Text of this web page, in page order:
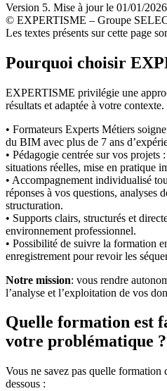
Version 5. Mise à jour le 01/01/2026
© EXPERTISME – Groupe
Les textes présents sur cette page
Pourquoi choisir
EXPERTISME privilégie une
résultats et adaptée à votre contexte.
• Formateurs Experts Métiers
du BIM avec plus de 7 ans
• Pédagogie centrée sur vos projets
situations réelles, mise en pratique
• Accompagnement individualisé
réponses à vos questions, analyses
structuration.
• Supports clairs, structurés et
environnement professionnel.
• Possibilité de suivre la formation
enregistrement pour revoir les
Notre mission: vous rendre
l’analyse et l’exploitation de vos
Quelle formation est
votre problématique ?
Vous ne savez pas quelle
dessous :